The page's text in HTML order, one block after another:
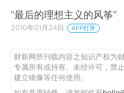
“最后的理想主义的风筝”
2010年01月24日 APP打开
财新网所刊载内容之知识产权为
专属所有或持有。未经许可，禁
建立镜像等任何使用。